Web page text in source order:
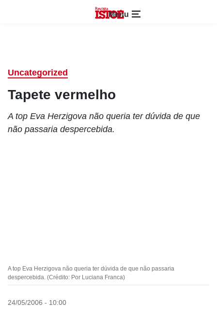
Menu
Uncategorized
Tapete vermelho
A top Eva Herzigova não queria ter dúvida de que
não passaria despercebida.
A top Eva Herzigova não queria ter dúvida de que não passaria
despercebida. (Crédito: Por Luciana Franca)
24/05/2006 - 10:00